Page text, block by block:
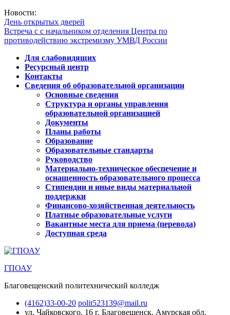
Новости:
День открытых дверей
Встреча с с начальником отделения Центра по
противодействию экстремизму УМВД России
Для слабовидящих
Ресурсный центр
Контакты
Сведения об образовательной организации
Основные сведения
Структура и органы управления
образовательной организацией
Документы
Планы работы
Образование
Образовательные стандарты
Руководство
Материально-техническое обеспечение и
оснащенность образовательного процесса
Стипендии и иные виды материальной
поддержки
Финансово-хозяйственная деятельность
Платные образовательные услуги
Вакантные места для приема (перевода)
Доступная среда
ГПОАУ
Благовещенский политехнический колледж
(4162)33-00-20 polit523139@mail.ru
ул. Чайковского, 16 г. Благовещенск, Амурская обл.